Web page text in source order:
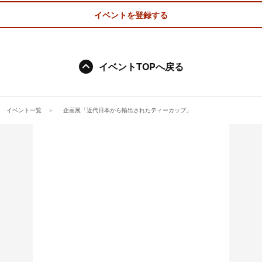
イベントを登録する
イベントTOPへ戻る
イベント一覧 企画展「近代日本から輸出されたティーカップ」